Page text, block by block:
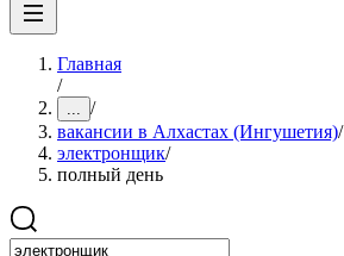
Главная
/
... /
вакансии в Алхастах (Ингушетия)/
электронщик/
полный день